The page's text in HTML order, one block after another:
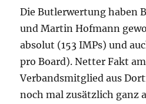
Die Butlerwertung haben
und Martin Hofmann
absolut (153 IMPs) und
pro Board). Netter Fakt
Verbandsmitglied aus
noch mal zusätzlich ganz